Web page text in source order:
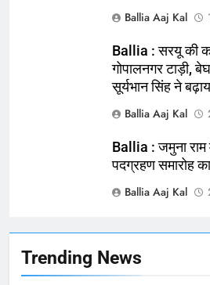
Trending News
Ballia : न्याय
चिकित्सक,
NATIONAL बलिया
Ballia : बलिया
बलिया को
NATIONAL बलिया
166
Ballia : कर्ज के
फांसी लगाकर दी
Ballia Aaj Kal
Ballia : सरयू की
गोपालनगर टाड़ी,
सूर्यभान सिंह ने
Ballia Aaj Kal
Ballia : जमुना
पदग्रहण समारोह
Ballia Aaj Kal